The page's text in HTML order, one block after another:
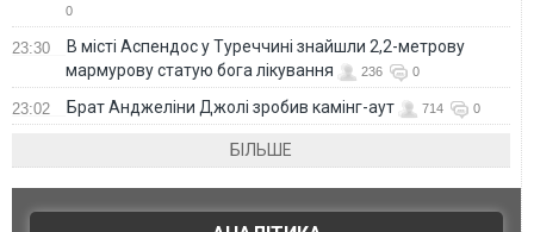
0
23:30
В місті Аспендос у Туреччині знайшли 2,2-метрову
мармурову статую бога лікування
236 0
23:02 Брат Анджеліни Джолі зробив камінг-аут 714 0
БІЛЬШЕ